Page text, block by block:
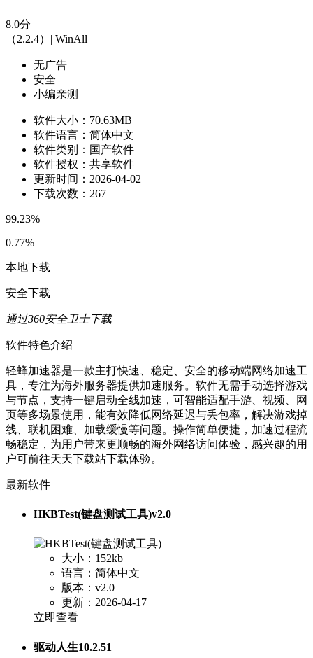
8.0分
（2.2.4）| WinAll
无广告
安全
小编亲测
软件大小： 70.63MB
软件语言： 简体中文
软件类别： 国产软件
软件授权： 共享软件
更新时间： 2026-04-02
下载次数： 267
99.23%
0.77%
本地下载
安全下载
通过360安全卫士下载
软件特色介绍
轻蜂加速器是一款主打快速、稳定、安全的移动端网络加速工
具，专注为海外服务器提供加速服务。软件无需手动选择游戏
与节点，支持一键启动全线加速，可智能适配手游、视频、网
页等多场景使用，能有效降低网络延迟与丢包率，解决游戏掉
线、联机困难、加载缓慢等问题。操作简单便捷，加速过程流
畅稳定，为用户带来更顺畅的海外网络访问体验，感兴趣的用
户可前往天天下载站下载体验。
最新软件
HKBTest(键盘测试工具)v2.0
大小：152kb
语言：简体中文
版本：v2.0
更新：2026-04-17
立即查看
驱动人生10.2.51